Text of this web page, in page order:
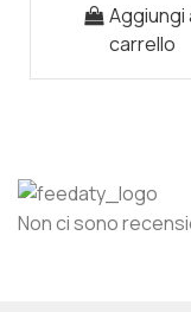
Aggiungi
carrello
Non ci sono